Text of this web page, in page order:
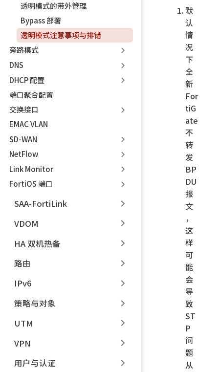
透明模式的带外管理
Bypass 部署
透明模式注意事项与排错
旁路模式
DNS
DHCP 配置
端口聚合配置
交换接口
EMAC VLAN
SD-WAN
NetFlow
Link Monitor
FortiOS 端口
SAA-FortiLink
VDOM
HA 双机热备
路由
IPv6
策略与对象
UTM
VPN
用户与认证
默
认
情
况
下
全
新
For
tiG
ate
不
转
发
BP
DU
报
文
，
这
样
可
能
会
导
致
ST
P
问
题
从